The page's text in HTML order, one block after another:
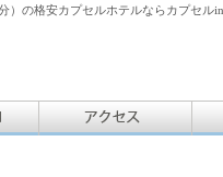
）の格安カプセルホテルならカプセル